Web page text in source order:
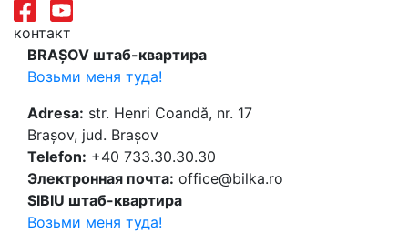
контакт
BRAȘOV штаб-квартира
Возьми меня туда!
Adresa: str. Henri Coandă, nr. 17
Brașov, jud. Brașov
Telefon: +40 733.30.30.30
Электронная почта: office@bilka.ro
SIBIU штаб-квартира
Возьми меня туда!